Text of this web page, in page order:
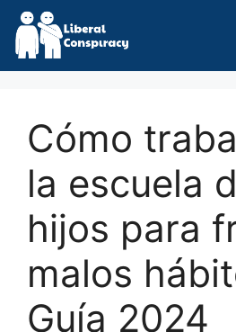
Skip
content
Cómo
la escuela
hijos para
malos
Guía 2024